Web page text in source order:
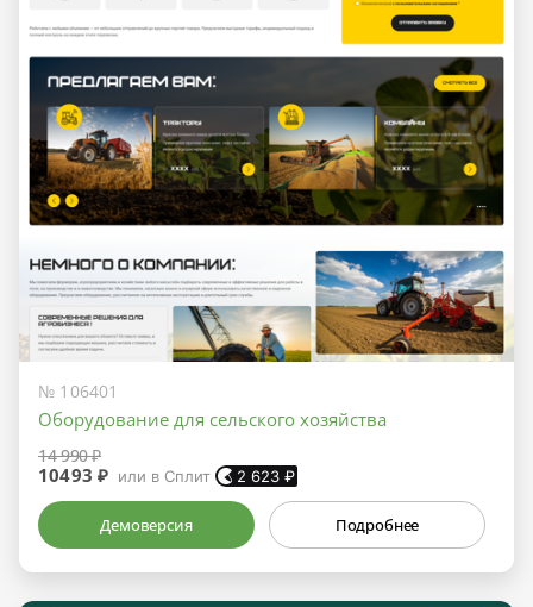
№ 106401
Оборудование для сельского хозяйства
14 990 ₽
10493 ₽ или в Сплит 2 623 ₽
Демоверсия Подробнее